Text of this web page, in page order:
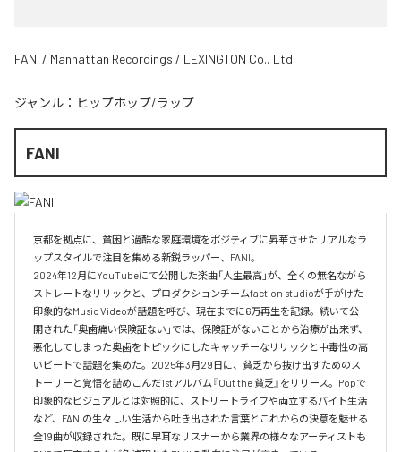
FANI / Manhattan Recordings / LEXINGTON Co., Ltd
ジャンル： ヒップホップ/ラップ
FANI
京都を拠点に、貧困と過酷な家庭環境をポジティブに昇華させたリアルなラ
ップスタイルで注目を集める新鋭ラッパー、FANI。
2024年12月にYouTubeにて公開した楽曲「人生最高」が、全くの無名ながら
ストレートなリリックと、プロダクションチームfaction studioが手がけた
印象的なMusic Videoが話題を呼び、現在までに6万再生を記録。続いて公
開された「奥歯痛い保険証ない」では、保険証がないことから治療が出来ず、
悪化してしまった奥歯をトピックにしたキャッチーなリリックと中毒性の高
いビートで話題を集めた。2025年3月29日に、貧乏から抜け出すためのス
トーリーと覚悟を詰めこんだ1stアルバム『Out the 貧乏』をリリース。Popで
印象的なビジュアルとは対照的に、ストリートライフや両立するバイト生活
など、FANIの生々しい生活から吐き出された言葉とこれからの決意を魅せる
全19曲が収録された。既に早耳なリスナーから業界の様々なアーティストも